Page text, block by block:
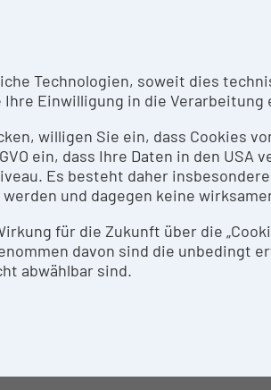
von lebenden
von Auswertesoftware.
PERSON
Offterdinger
SERVICES
Services nach Vereinbarung
Technologien, soweit dies
Einwilligung in die Verarbeitung
willigen Sie ein, dass Cookies
ein, dass Ihre Daten in den
Es besteht daher
und dagegen keine
für die Zukunft über die
davon sind die unbedingt
abwählbar sind.